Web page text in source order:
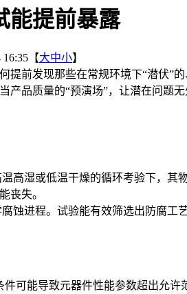
能提前暴露
【大中小】
前发现那些在常规环境下“潜伏”
品质量的“预演场”，让潜在问题无
高湿或低温干燥的循环考验下，
丧失。
蚀进程。试验能有效筛选出防腐
可能导致元器件性能参数超出允